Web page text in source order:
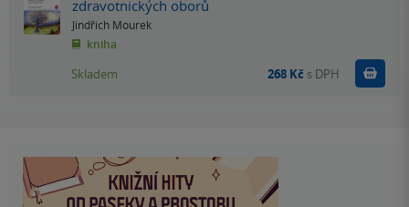
zdravotnických oborů
Jindřich Mourek
kniha
Skladem 268 Kč s DPH